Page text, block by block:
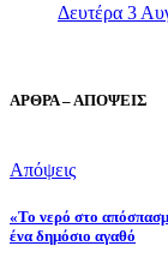
Δευτέρα 3
ΑΡΘΡΑ – ΑΠΟΨΕΙΣ
Απόψεις
«Το νερό στο
ένα δημόσιο αγαθό